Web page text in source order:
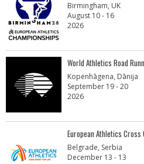
Birmingham, UK
August 10 - 16
2026
World Athletics Road
Kopenhāgena, Dānija
September 19 - 20
2026
European Athletics Cross
Belgrade, Serbia
December 13 - 13